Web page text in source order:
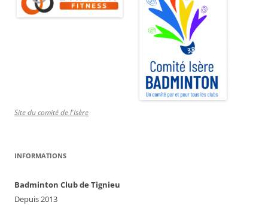
Site du comité de l'Isère
INFORMATIONS
Badminton Club de Tignieu
Depuis 2013